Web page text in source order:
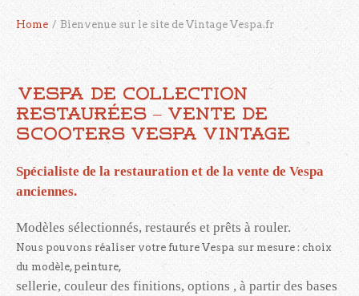
Home / Bienvenue sur le site de Vintage Vespa.fr
Vespa de collection
restaurées – Vente de
scooters Vespa vintage
Spécialiste de la restauration et de la vente de Vespa
anciennes.
Modèles sélectionnés, restaurés et prêts à rouler.
Nous pouvons réaliser votre future Vespa sur mesure : choix
du modèle, peinture,
sellerie, couleur des finitions, options , à partir des bases